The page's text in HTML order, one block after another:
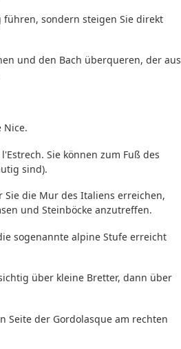
führen, sondern steigen Sie direkt
und den Bach überqueren, der aus
Nice.
Sie können zum Fuß des
sind).
die Mur des Italiens erreichen,
und Steinböcke anzutreffen.
sogenannte alpine Stufe erreicht
über kleine Bretter, dann über
Seite der Gordolasque am rechten